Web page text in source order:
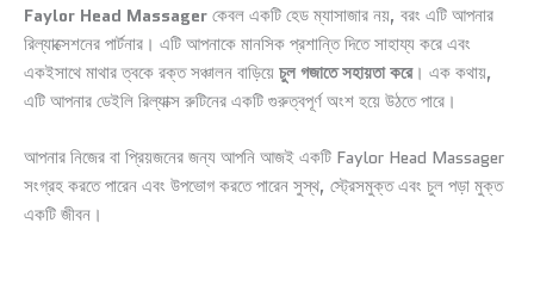
Faylor Head Massagerকেবল একটি হেড ম্যাসাজার নয়, বরং এটি আপনার
রিল্যাক্সেশনের পার্টনার। এটি আপনাকে মানসিক প্রশান্তি দিতে সাহায্য করে এবং
একইসাথে মাথার ত্বকে রক্ত সঞ্চালন বাড়িয়েচুল গজাতে সহায়তা করে। এক কথায়,
এটি আপনার ডেইলি রিল্যাক্স রুটিনের একটি গুরুত্বপূর্ণ অংশ হয়ে উঠতে পারে।
আপনার নিজের বা প্রিয়জনের জন্য আপনি আজই একটি Faylor Head Massager
সংগ্রহ করতে পারেন এবং উপভোগ করতে পারেন সুস্থ, স্ট্রেসমুক্ত এবং চুল পড়া মুক্ত
একটি জীবন।